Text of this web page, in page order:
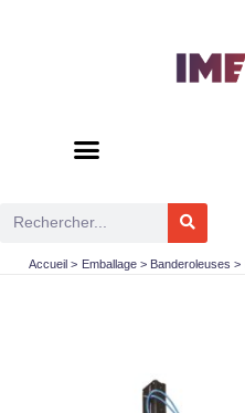
Rechercher
Accueil Emballage Banderoleuses